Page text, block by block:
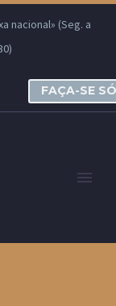
nacional» (Seg. a
FAÇA-SE